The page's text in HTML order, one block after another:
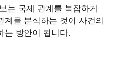
는 국제 관계를 복잡하게
계를 분석하는 것이 사건의
는 방안이 됩니다.